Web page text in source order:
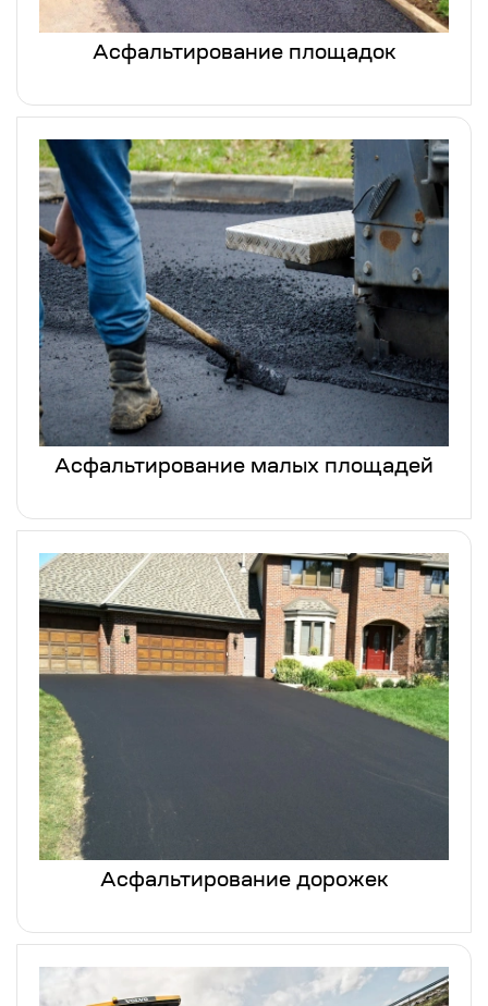
Асфальтирование площадок
Асфальтирование малых площадей
Асфальтирование дорожек